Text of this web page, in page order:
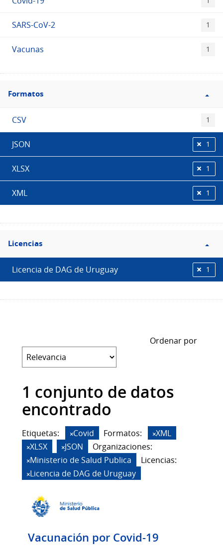
SARS-CoV-2 1
Vacunas 1
Filtro
Formatos
Formatos
CSV 1
JSON 1
XLSX 1
XML 1
Filtro
Licencias
Licencias
Licencia de DAG de Uruguay 1
Ordenar por
1 conjunto de datos
encontrado
Etiquetas: Covid Formatos:
XML
XLSX
JSON
Organizaciones:
Ministerio de Salud Publica
Licencias:
Licencia de DAG de Uruguay
Vacunación por Covid-19